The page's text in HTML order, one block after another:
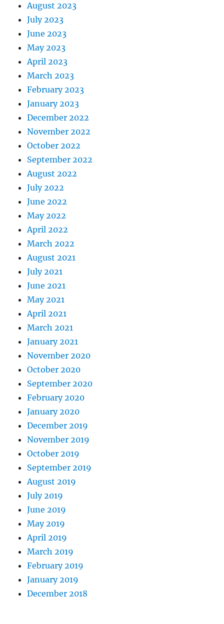
August 2023
July 2023
June 2023
May 2023
April 2023
March 2023
February 2023
January 2023
December 2022
November 2022
October 2022
September 2022
August 2022
July 2022
June 2022
May 2022
April 2022
March 2022
August 2021
July 2021
June 2021
May 2021
April 2021
March 2021
January 2021
November 2020
October 2020
September 2020
February 2020
January 2020
December 2019
November 2019
October 2019
September 2019
August 2019
July 2019
June 2019
May 2019
April 2019
March 2019
February 2019
January 2019
December 2018